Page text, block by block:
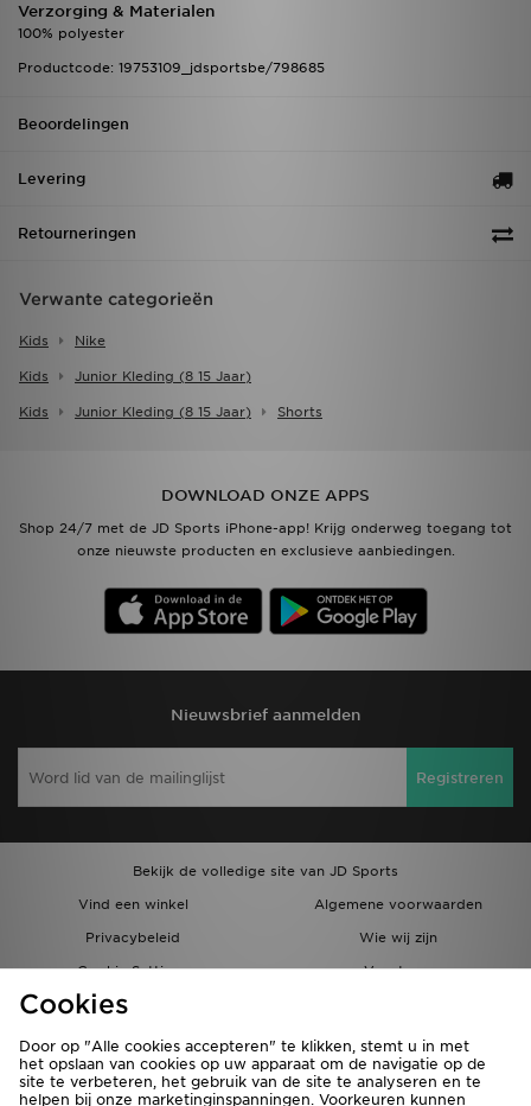
Verzorging & Materialen
100% polyester
Productcode: 19753109_jdsportsbe/798685
Beoordelingen
Levering
Retourneringen
Verwante categorieën
Kids Nike
Kids Junior Kleding (8 15 Jaar)
Kids Junior Kleding (8 15 Jaar) Shorts
DOWNLOAD ONZE APPS
Shop 24/7 met de JD Sports iPhone-app! Krijg onderweg toegang tot
onze nieuwste producten en exclusieve aanbiedingen.
Nieuwsbrief aanmelden
Registreren
Bekijk de volledige site van JD Sports
Vind een winkel
Algemene voorwaarden
Privacybeleid
Wie wij zijn
Cookie Settings
Vacatures
Bestellingen en Levering
Cookies
Door op "Alle cookies accepteren" te klikken, stemt u in met
het opslaan van cookies op uw apparaat om de navigatie op de
site te verbeteren, het gebruik van de site te analyseren en te
helpen bij onze marketinginspanningen. Voorkeuren kunnen